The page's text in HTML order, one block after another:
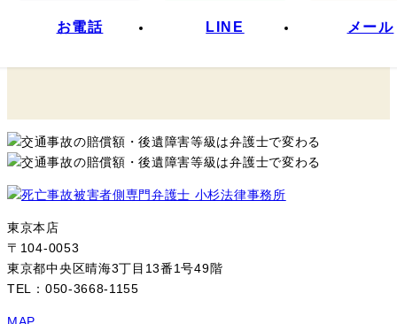
お電話 LINE メール
東京本店
〒104-0053
東京都中央区晴海3丁目13番1号49階
TEL：050-3668-1155